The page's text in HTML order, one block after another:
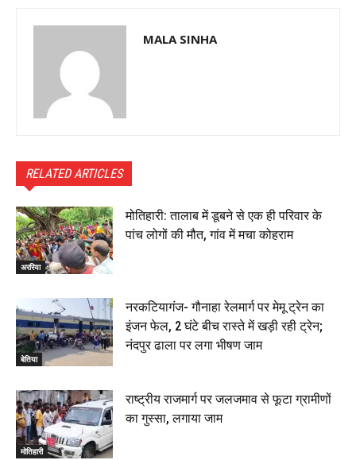
MALA SINHA
RELATED ARTICLES
अररिया
मोतिहारी: तालाब में डूबने से एक ही परिवार के
पांच लोगों की मौत, गांव में मचा कोहराम
बेतिया
नरकटियागंज- गौनाहा रेलमार्ग पर मेमू ट्रेन का
इंजन फेल, 2 घंटे बीच रास्ते में खड़ी रही ट्रेन;
नंदपुर ढाला पर लगा भीषण जाम
मोतिहारी
राष्ट्रीय राजमार्ग पर जलजमाव से फूटा ग्रामीणों
का गुस्सा, लगाया जाम